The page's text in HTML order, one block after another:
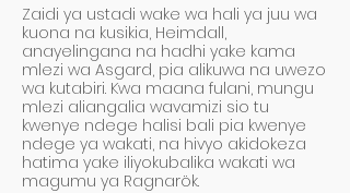
Zaidi ya ustadi wake wa hali ya juu wa
kuona na kusikia, Heimdall,
anayelingana na hadhi yake kama
mlezi wa Asgard, pia alikuwa na uwezo
wa kutabiri. Kwa maana fulani, mungu
mlezi aliangalia wavamizi sio tu
kwenye ndege halisi bali pia kwenye
ndege ya wakati, na hivyo akidokeza
hatima yake iliyokubalika wakati wa
magumu ya Ragnarök.